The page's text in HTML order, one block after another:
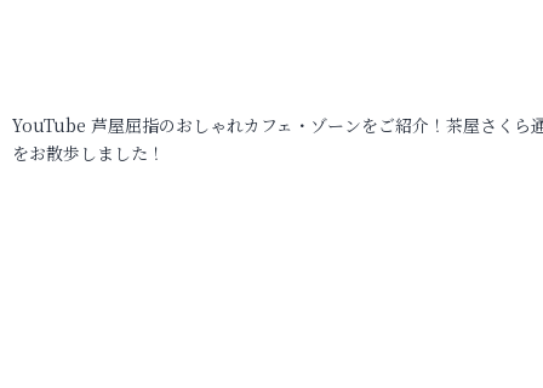
YouTube 芦屋屈指のおしゃれカフェ・ゾーンをご紹介！茶屋さくら
をお散歩しました！